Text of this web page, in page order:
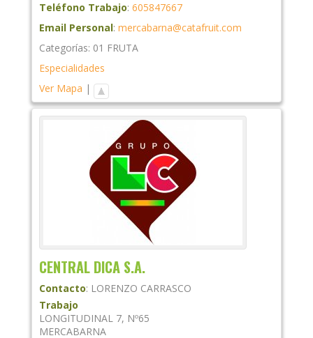
Teléfono Trabajo: 605847667
Email Personal: mercabarna@catafruit.com
Categorías: 01 FRUTA
Especialidades
Ver Mapa |
CENTRAL DICA S.A.
Contacto: LORENZO CARRASCO
Trabajo
LONGITUDINAL 7, Nº65
MERCABARNA